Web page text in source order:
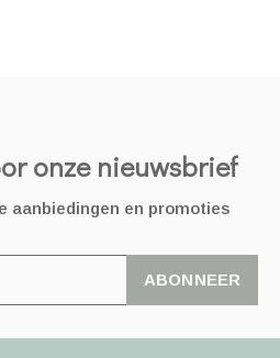
onze nieuwsbrief
aanbiedingen en promoties
ABONNEER